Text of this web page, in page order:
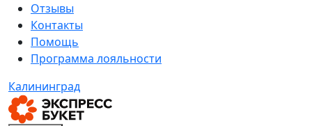
Отзывы
Контакты
Помощь
Программа лояльности
Калининград